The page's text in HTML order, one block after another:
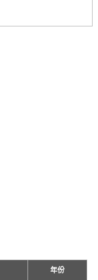
年份